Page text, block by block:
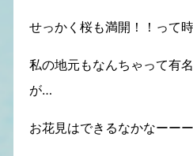
せっかく桜も満開！！って
私の地元もなんちゃって有
が…
お花見はできるなかなーーー